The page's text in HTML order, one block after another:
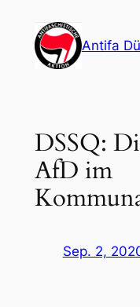
Inhalt
springen
Antifa
DSSQ:
AfD im
Sep. 2,